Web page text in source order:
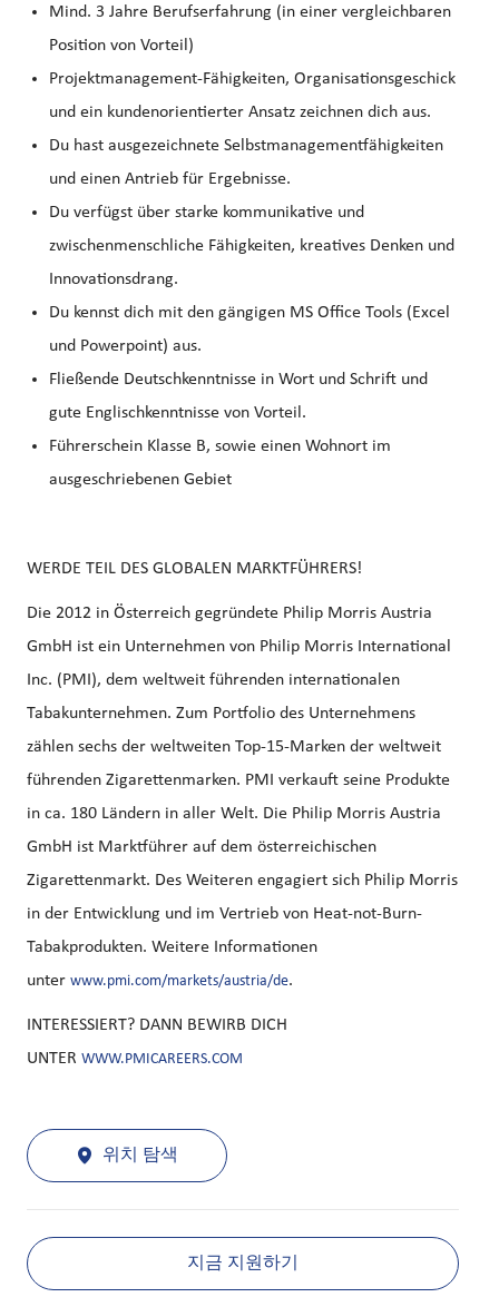
Mind. 3 Jahre Berufserfahrung (in einer vergleichbaren
Position von Vorteil)
Projektmanagement-Fähigkeiten, Organisationsgeschick
und ein kundenorientierter Ansatz zeichnen dich aus.
Du hast ausgezeichnete Selbstmanagementfähigkeiten
und einen Antrieb für Ergebnisse.
Du verfügst über starke kommunikative und
zwischenmenschliche Fähigkeiten, kreatives Denken und
Innovationsdrang.
Du kennst dich mit den gängigen MS Office Tools (Excel
und Powerpoint) aus.
Fließende Deutschkenntnisse in Wort und Schrift und
gute Englischkenntnisse von Vorteil.
Führerschein Klasse B, sowie einen Wohnort im
ausgeschriebenen Gebiet
WERDE TEIL DES GLOBALEN MARKTFÜHRERS!
Die 2012 in Österreich gegründete Philip Morris Austria
GmbH ist ein Unternehmen von Philip Morris International
Inc. (PMI), dem weltweit führenden internationalen
Tabakunternehmen. Zum Portfolio des Unternehmens
zählen sechs der weltweiten Top-15-Marken der weltweit
führenden Zigarettenmarken. PMI verkauft seine Produkte
in ca. 180 Ländern in aller Welt. Die Philip Morris Austria
GmbH ist Marktführer auf dem österreichischen
Zigarettenmarkt. Des Weiteren engagiert sich Philip Morris
in der Entwicklung und im Vertrieb von Heat-not-Burn-
Tabakprodukten. Weitere Informationen
unter www.pmi.com/markets/austria/de.
INTERESSIERT? DANN BEWIRB DICH
UNTER WWW.PMICAREERS.COM
위치 탐색
지금 지원하기